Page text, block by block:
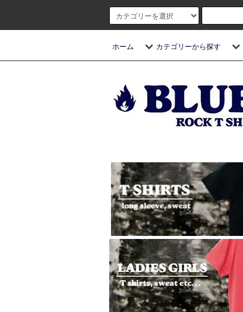
ホーム カテゴリーから探す